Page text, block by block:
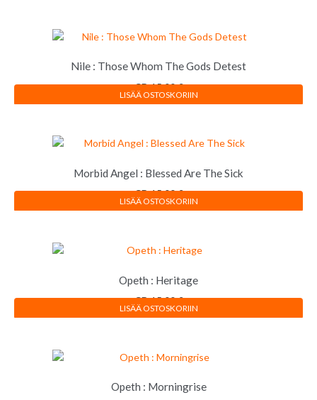
Nile : Those Whom The Gods Detest
CD15,00€
LISÄÄ OSTOSKORIIN
Morbid Angel : Blessed Are The Sick
CD15,00€
LISÄÄ OSTOSKORIIN
Opeth : Heritage
CD15,00€
LISÄÄ OSTOSKORIIN
Opeth : Morningrise